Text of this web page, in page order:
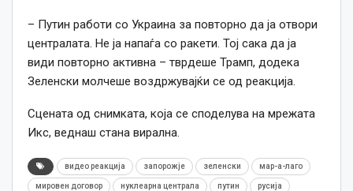
– Путин работи со Украина за повторно да ја отвори
централата. Не ја напаѓа со ракети. Тој сака да ја
види повторно активна – тврдеше Трамп, додека
Зеленски молчеше воздржувајќи се од реакција.
Сцената од снимката, која се споделува на мрежата
Икс, веднаш стана вирална.
видео реакција запорожје зеленски мар-а-лаго
мировен договор нуклеарна централа путин русија